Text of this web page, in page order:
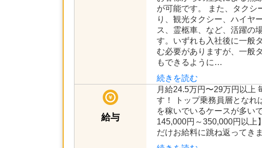
【契約期間】 期間の定めな
【流し営業エリア】 中津市
外でも、待機場所でお客様
お客様からの注文による無
が可能です。 また、タクシ
り、観光タクシー、ハイヤ
ス、霊柩車、など、活躍の
す。いずれも入社後に一般
む必要がありますが、一般
もできるように…